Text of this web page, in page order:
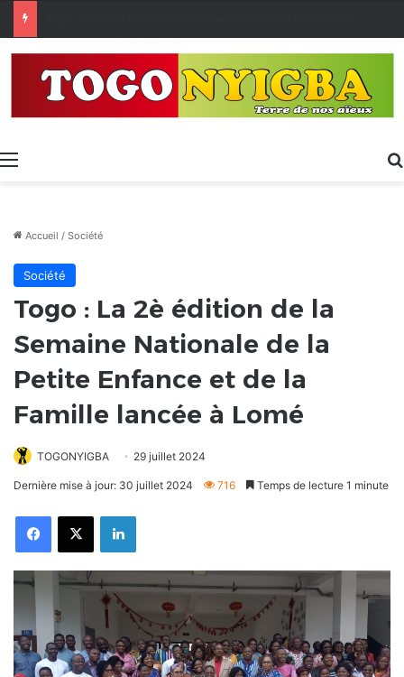
Menu
Accueil / Société
Société
Togo : La 2è édition de la
Semaine Nationale de la
Petite Enfance et de la
Famille lancée à Lomé
TOGONYIGBA 29 juillet 2024
Dernière mise à jour: 30 juillet 2024 716 Temps de lecture 1 minute
FacebookX Linkedin